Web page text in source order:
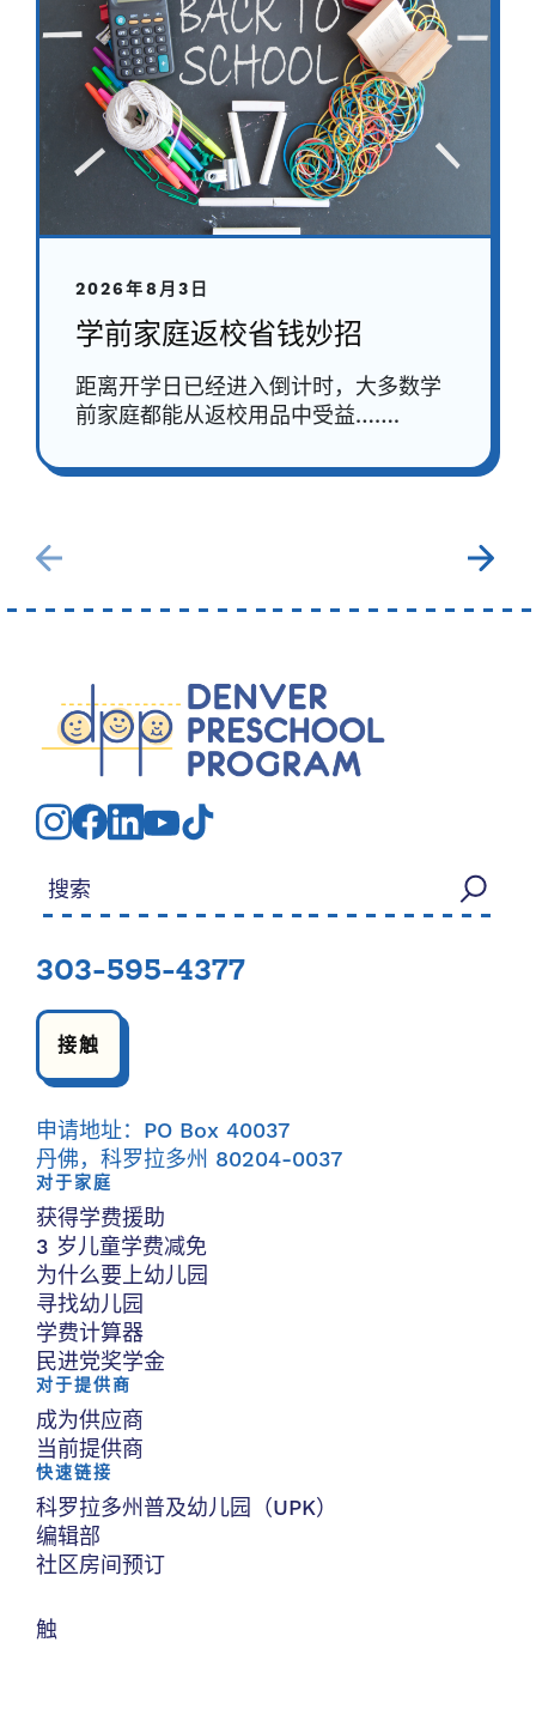
2026年8月3日
学前家庭返校省钱妙招
距离开学日已经进入倒计时，大多数学
前家庭都能从返校用品中受益…….
搜索：
303-595-4377
接触
申请地址：PO Box 40037
丹佛，科罗拉多州 80204-0037
对于家庭
获得学费援助
3 岁儿童学费减免
为什么要上幼儿园
寻找幼儿园
学费计算器
民进党奖学金
对于提供商
成为供应商
当前提供商
快速链接
科罗拉多州普及幼儿园（UPK）
编辑部
社区房间预订
触